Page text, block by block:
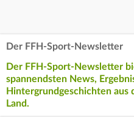
Der FFH-Sport-Newsletter
Der FFH-Sport-Newsletter
spannendsten News,
Hintergrundgeschichten aus
Land.